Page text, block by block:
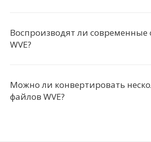
Воспроизводят ли современные
WVE?
Можно ли конвертировать
файлов WVE?